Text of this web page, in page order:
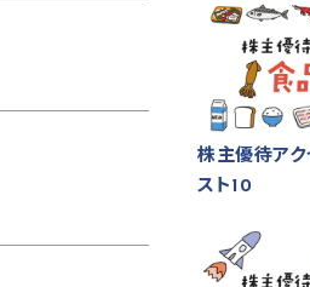
株主優待ア
スト10